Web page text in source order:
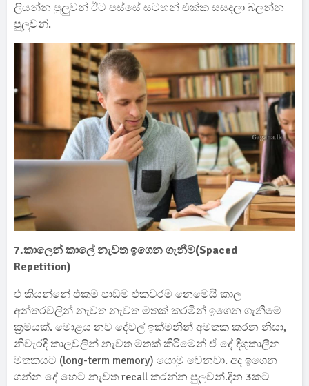
ලියන්න පුලුවන් ඊට පස්සේ සටහන් එක්ක සසදලා බලන්න
පුලුවන්.
7.කාලෙන් කාලේ නැවත ඉගෙන ගැනීම(Spaced
Repetition)
එ කියන්නේ එකම පාඩම එකවරම නෙමෙයි කාල
අන්තරවලින් නැවත නැවත මතක් කරමින් ඉගෙන ගැනීමේ
ක්‍රමයක්. මොළය නව දේවල් ඉක්මනින් අමතක කරන නිසා,
නිවැරදි කාලවලින් නැවත මතක් කිරීමෙන් ඒ දේ දිගුකාලීන
මතකයට (long-term memory) යොමු වෙනවා. අද ඉගෙන
ගන්න දේ හෙට නැවත recall කරන්න පුලුවන්.දින 3කට